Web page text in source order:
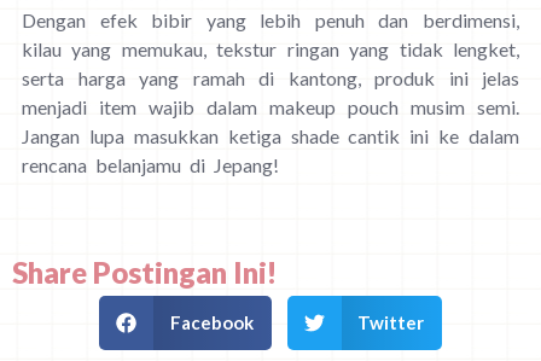
Dengan efek bibir yang lebih penuh dan berdimensi,
kilau yang memukau, tekstur ringan yang tidak lengket,
serta harga yang ramah di kantong, produk ini jelas
menjadi item wajib dalam makeup pouch musim semi.
Jangan lupa masukkan ketiga shade cantik ini ke dalam
rencana belanjamu di Jepang!
Share Postingan Ini!
Facebook Twitter